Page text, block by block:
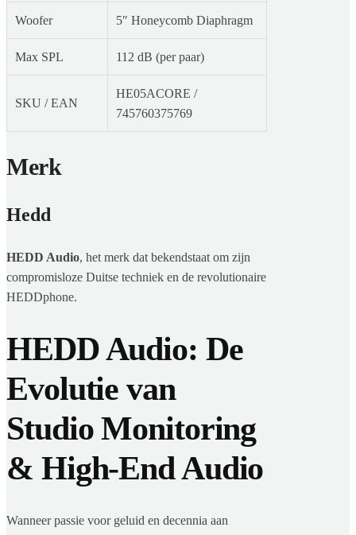
Woofer 5″ Honeycomb Diaphragm
Max SPL 112 dB (per paar)
SKU / EAN
HE05ACORE /
745760375769
Merk
Hedd
HEDD Audio, het merk dat bekendstaat om zijn
compromisloze Duitse techniek en de revolutionaire
HEDDphone.
HEDD Audio: De
Evolutie van
Studio Monitoring
& High-End Audio
Wanneer passie voor geluid en decennia aan